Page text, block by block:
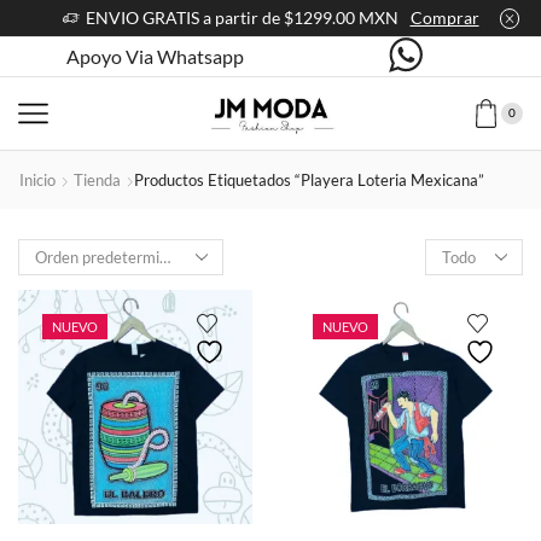
ENVIO GRATIS a partir de $1299.00 MXN Comprar
Apoyo Via Whatsapp
0
Inicio Tienda Productos Etiquetados “playera Loteria Mexicana”
Products
per
NUEVO NUEVO